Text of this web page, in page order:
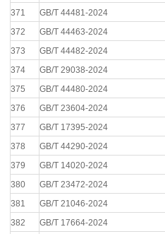
371
GB/T 44481-2024
372
GB/T 44463-2024
373
GB/T 44482-2024
374
GB/T 29038-2024
375
GB/T 44480-2024
376
GB/T 23604-2024
377
GB/T 17395-2024
378
GB/T 44290-2024
379
GB/T 14020-2024
380
GB/T 23472-2024
381
GB/T 21046-2024
382
GB/T 17664-2024